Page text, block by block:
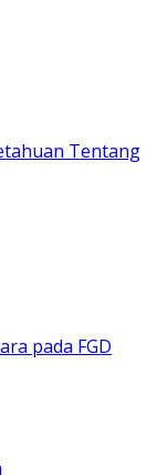
Tentang
pada FGD